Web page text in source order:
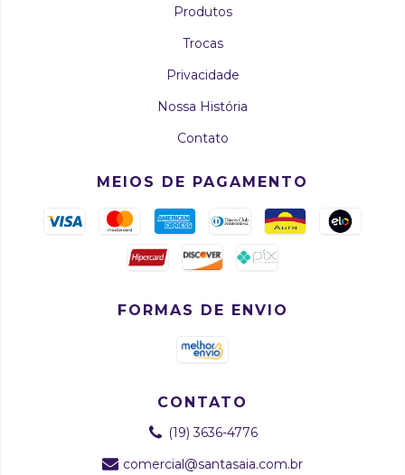
Produtos
Trocas
Privacidade
Nossa História
Contato
MEIOS DE PAGAMENTO
FORMAS DE ENVIO
CONTATO
(19) 3636-4776
comercial@santasaia.com.br